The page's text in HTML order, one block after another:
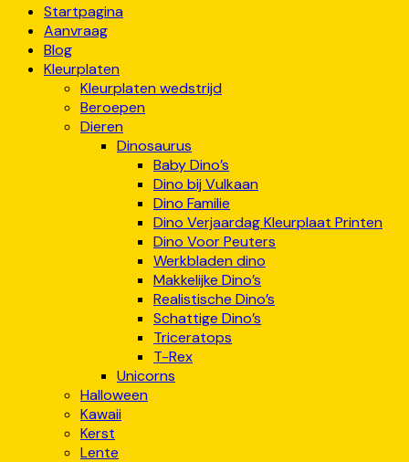
Startpagina
Aanvraag
Blog
Kleurplaten
Kleurplaten wedstrijd
Beroepen
Dieren
Dinosaurus
Baby Dino’s
Dino bij Vulkaan
Dino Familie
Dino Verjaardag Kleurplaat Printen
Dino Voor Peuters
Werkbladen dino
Makkelijke Dino’s
Realistische Dino’s
Schattige Dino’s
Triceratops
T-Rex
Unicorns
Halloween
Kawaii
Kerst
Lente